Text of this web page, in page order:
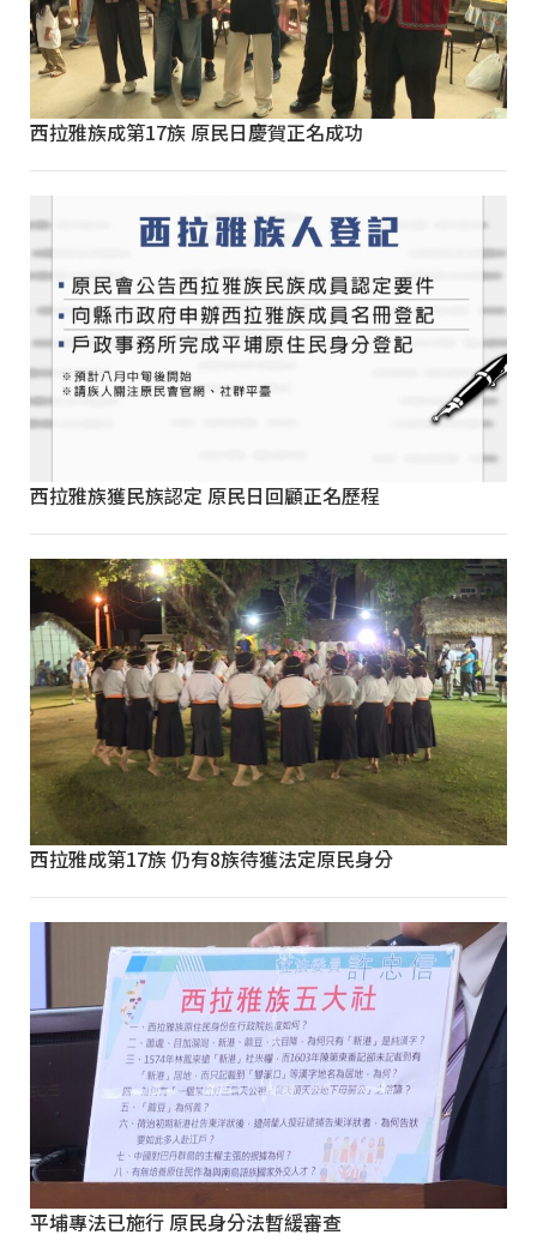
西拉雅族成第17族 原民日慶賀正名成功
西拉雅族獲民族認定 原民日回顧正名歷程
西拉雅成第17族 仍有8族待獲法定原民身分
平埔專法已施行 原民身分法暫緩審查